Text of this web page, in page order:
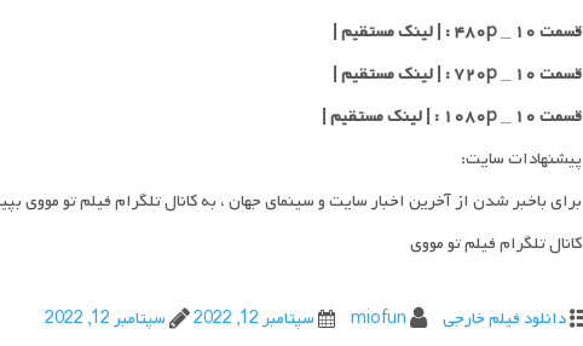
قسمت ۱۰ _ ۴۸۰p : | لینک مستقیم |
قسمت ۱۰ _ ۷۲۰p : | لینک مستقیم |
قسمت ۱۰ _ ۱۰۸۰p : | لینک مستقیم |
پیشنهادات سایت:
برای باخبر شدن از آخرین اخبار سایت و سینمای جهان ، به کانال تلگرام فیلم تو مووی
کانال تلگرام فیلم تو مووی
دانلود فیلم خارجی miofun سپتامبر 12, 2022 سپتامبر 12, 2022